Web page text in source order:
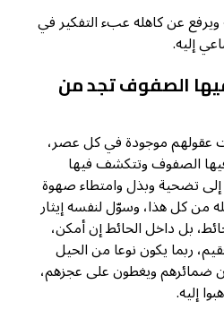
ويرفع عن كاهله عبء التفكير في
إليه.
الصفوف تجد من
عقولهم موجودة في كل عصر،
الصفوف وتتكشف فيها
تضحية وبذل وامتطاء صهوة
من كل هذا، وسوّل لنفسه إيثار
بل داخل الحائط إن أمكن،
ربما يكون نوعا من الحيل
ضمائرهم ويغطون على عجزهم،
إليه.